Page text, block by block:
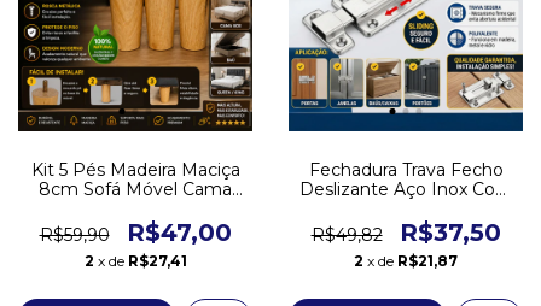
Kit 5 Pés Madeira Maciça
8cm Sofá Móvel Cama
R$59,90
R$47,00
2 x de R$27,41
Fechadura Trava Fecho
Deslizante Aço Inox Com
R$49,82
R$37,50
2 x de R$21,87